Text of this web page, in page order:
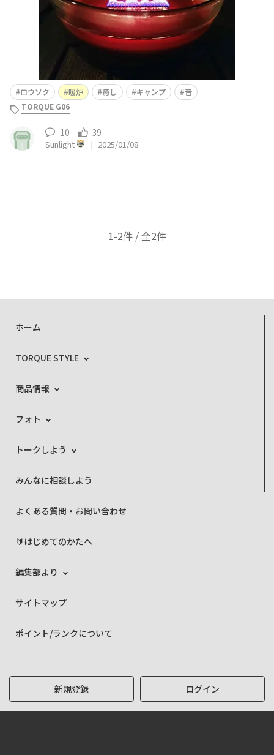
ロウソク 暖炉 癒し キャンプ
音
TORQUE G06
10 39
Sunlight | 2025/01/08
1-2件 / 全2件
ホーム
TORQUE STYLE
商品情報
フォト
トークしよう
みんなに相談しよう
よくある質問・お問い合わせ
🔰はじめてのかたへ
編集部より
サイトマップ
ポイント/ランクについて
新規登録 ログイン